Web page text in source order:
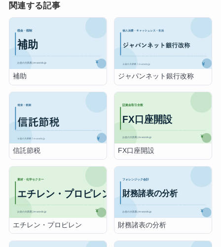
関連する記事
補助 ジャパンネット銀行改称
信託節税 FX口座開設
エチレン・プロピレン 財務諸表の分析